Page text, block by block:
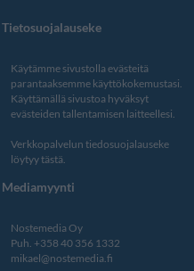
Tietosuojalauseke
Käytämme sivustolla evästeitä
parantaaksemme käyttökokemustasi.
Käyttämällä sivustoa hyväksyt
evästeiden tallentamisen laitteellesi.
Verkkopalvelun tiedosuojalauseke
löytyy tästä.
Mediamyynti
Nostemedia Oy
Puh. +358 40 356 1332
mikael@nostemedia.fi